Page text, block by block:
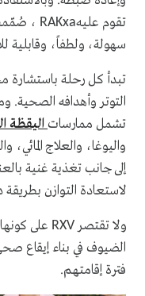
تقوم عليهRAKxa ، صُمّمت
سهولة، ولطفاً، وقابلية
تبدأ كل رحلة
التوتر وأهدافه
تشمل ممارسات اليقظة
واليوغا، والعلاج
إلى جانب تغذية غنية
لاستعادة التوازن
ولا تقتصر RXV على
الضيوف في بناء إيقاع
فترة إقامتهم.